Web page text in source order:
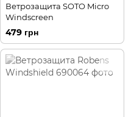
Ветрозащита SOTO Micro
Windscreen
479 грн